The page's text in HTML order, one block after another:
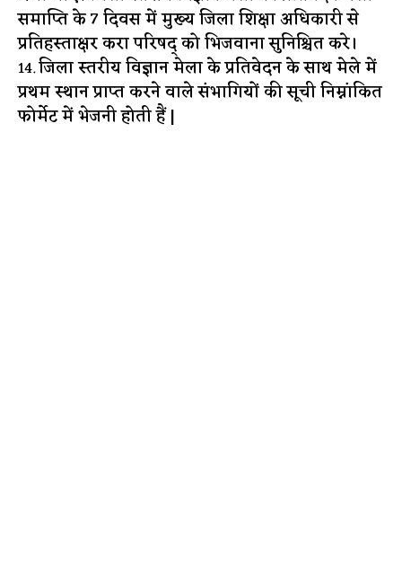
समाप्ति के 7 दिवस में मुख्य जिला शिक्षा अधिकारी से
प्रतिहस्ताक्षर करा परिषद् को भिजवाना सुनिश्चित करे।
जिला स्तरीय विज्ञान मेला के प्रतिवेदन के साथ मेले में
प्रथम स्थान प्राप्त करने वाले संभागियों की सूची निम्नांकित
फोर्मेट में भेजनी होती हैं |